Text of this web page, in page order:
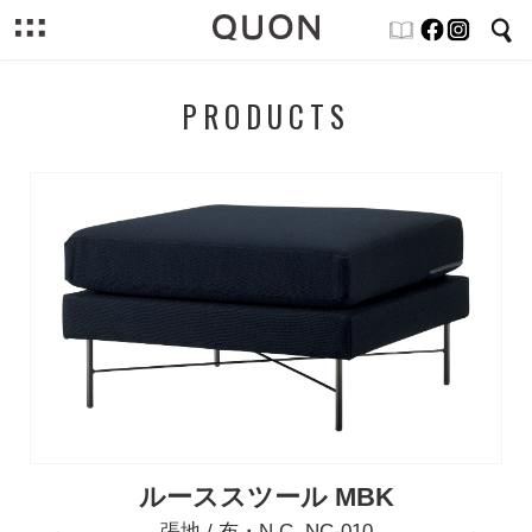
PRODUCTS
ルーススツール MBK